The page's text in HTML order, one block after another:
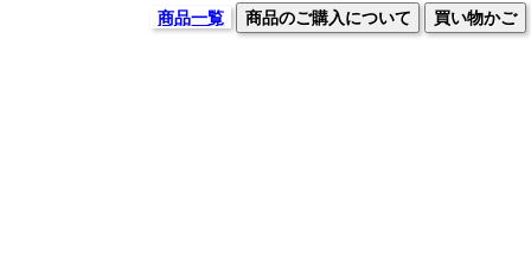
商品一覧 商品のご購入について 買い物かご